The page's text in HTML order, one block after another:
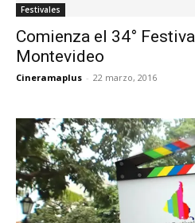
Festivales
Comienza el 34°
Montevideo
Cineramaplus - 22 marzo, 2016